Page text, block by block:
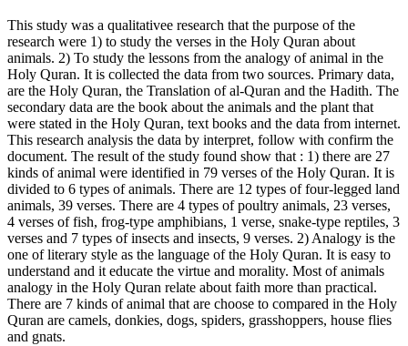
This study was a qualitativee research that the purpose of the
research were 1) to study the verses in the Holy Quran about
animals. 2) To study the lessons from the analogy of animal in the
Holy Quran. It is collected the data from two sources. Primary data,
are the Holy Quran, the Translation of al-Quran and the Hadith. The
secondary data are the book about the animals and the plant that
were stated in the Holy Quran, text books and the data from internet.
This research analysis the data by interpret, follow with confirm the
document. The result of the study found show that : 1) there are 27
kinds of animal were identified in 79 verses of the Holy Quran. It is
divided to 6 types of animals. There are 12 types of four-legged land
animals, 39 verses. There are 4 types of poultry animals, 23 verses,
4 verses of fish, frog-type amphibians, 1 verse, snake-type reptiles, 3
verses and 7 types of insects and insects, 9 verses. 2) Analogy is the
one of literary style as the language of the Holy Quran. It is easy to
understand and it educate the virtue and morality. Most of animals
analogy in the Holy Quran relate about faith more than practical.
There are 7 kinds of animal that are choose to compared in the Holy
Quran are camels, donkies, dogs, spiders, grasshoppers, house flies
and gnats.